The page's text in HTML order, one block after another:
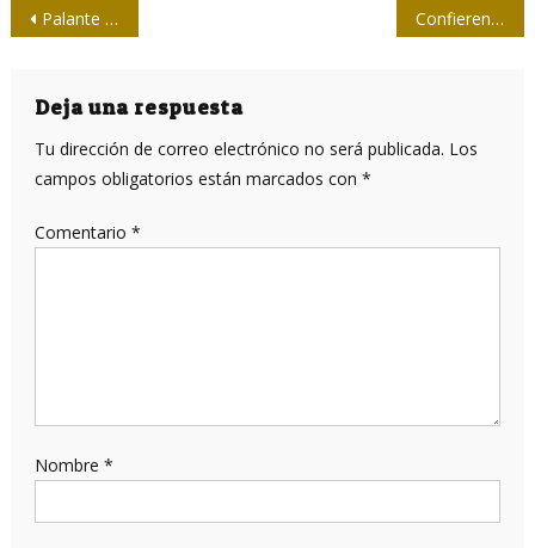
Navegación
entradas
Palante ya tiene a su delegada directa al X Congreso Upec Confieren reconocimiento a periodista en Bayamo
Deja una respuesta
Tu dirección de correo electrónico no será publicada. Los
campos obligatorios están marcados con *
Comentario *
Nombre *